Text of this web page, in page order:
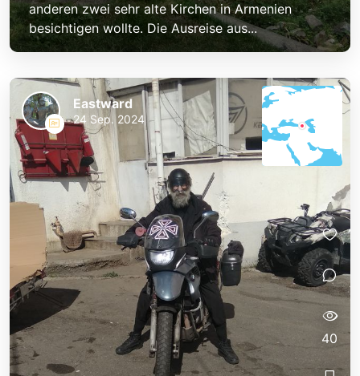
anderen zwei sehr alte Kirchen in Armenien
besichtigen wollte. Die Ausreise aus...
Eastward
24 Sep. 2024
40